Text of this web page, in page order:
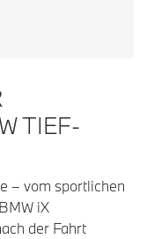
TIEF-
– vom sportlichen
iX
der Fahrt